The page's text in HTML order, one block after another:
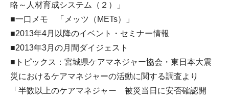
略～人材育成システム（２）」
■一口メモ 「メッツ（METs）」
■2013年4月以降のイベント・セミナー情報
■2013年3月の月間ダイジェスト
■トピックス：宮城県ケアマネジャー協会・東日本大震
災におけるケアマネジャーの活動に関する調査より
「半数以上のケアマネジャー 被災当日に安否確認開